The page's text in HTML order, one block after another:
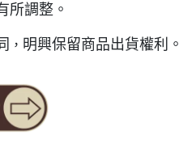
所調整。
， 明興保留商品出貨權利。